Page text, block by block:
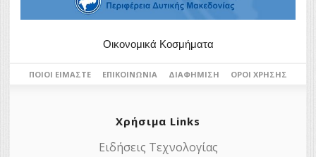
Οικονομικά Κοσμήματα
ΠΟΙΟΙ ΕΊΜΑΣΤΕ ΕΠΙΚΟΙΝΩΝΊΑ ΔΙΑΦΉΜΙΣΗ ΌΡΟΙ ΧΡΉΣΗΣ
Χρήσιμα Links
Ειδήσεις Τεχνολογίας